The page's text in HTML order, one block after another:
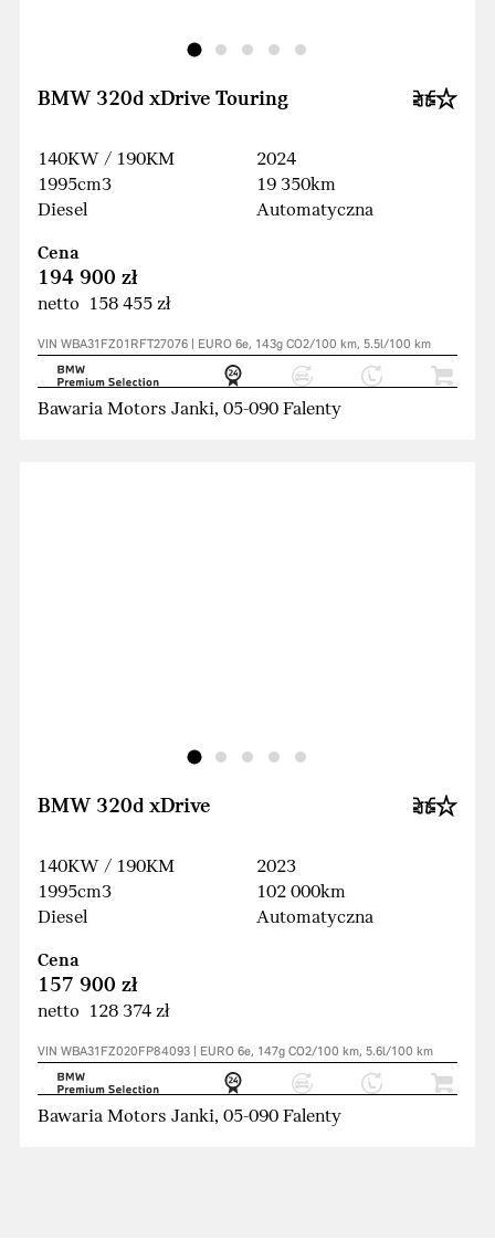
BMW 320d xDrive Touring
140KW / 190KM
1995cm3
Diesel
2024
19 350km
Automatyczna
Cena
194 900 zł
netto 158 455 zł
VIN WBA31FZ01RFT27076 | EURO 6e, 143g CO2/100 km, 5.5l/100 km
Bawaria Motors Janki, 05-090 Falenty
BMW 320d xDrive
140KW / 190KM
1995cm3
Diesel
2023
102 000km
Automatyczna
Cena
157 900 zł
netto 128 374 zł
VIN WBA31FZ020FP84093 | EURO 6e, 147g CO2/100 km, 5.6l/100 km
Bawaria Motors Janki, 05-090 Falenty